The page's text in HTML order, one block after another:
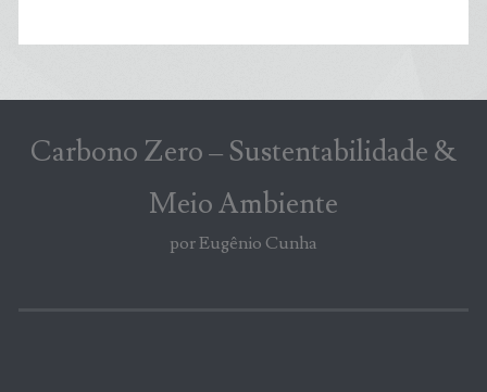
Carbono Zero – Sustentabilidade &
Meio Ambiente
por Eugênio Cunha